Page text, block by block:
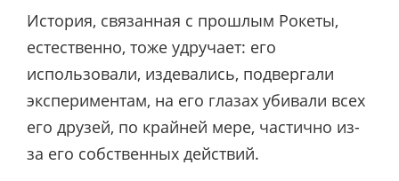
История, связанная с прошлым Рокеты,
естественно, тоже удручает: его
использовали, издевались, подвергали
экспериментам, на его глазах убивали всех
его друзей, по крайней мере, частично из-
за его собственных действий.